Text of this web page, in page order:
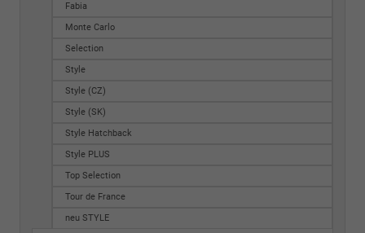
Fabia
Monte Carlo
Selection
Style
Style (CZ)
Style (SK)
Style Hatchback
Style PLUS
Top Selection
Tour de France
neu STYLE